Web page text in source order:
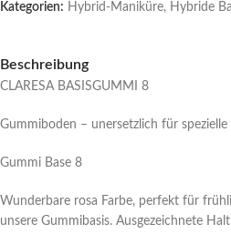
Kategorien: Hybrid-Maniküre, Hybride
Beschreibung
CLARESA BASISGUMMI 8
Gummiboden – unersetzlich für spezielle
Gummi Base 8
Wunderbare rosa Farbe, perfekt für
unsere Gummibasis. Ausgezeichnete